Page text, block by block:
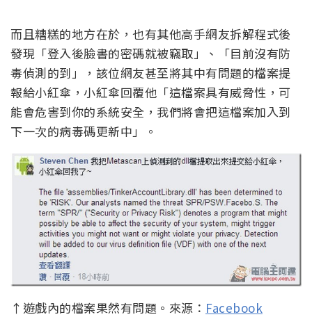
而且糟糕的地方在於，也有其他高手網友拆解程式後
發現「登入後臉書的密碼就被竊取」、「目前沒有防
毒偵測的到」，該位網友甚至將其中有問題的檔案提
報給小紅傘，小紅傘回覆他「這檔案具有威脅性，可
能會危害到你的系統安全，我們將會把這檔案加入到
下一次的病毒碼更新中」。
↑遊戲內的檔案果然有問題。來源： Facebook